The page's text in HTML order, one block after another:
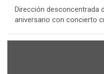
Dirección desconcentrada
aniversario con concierto